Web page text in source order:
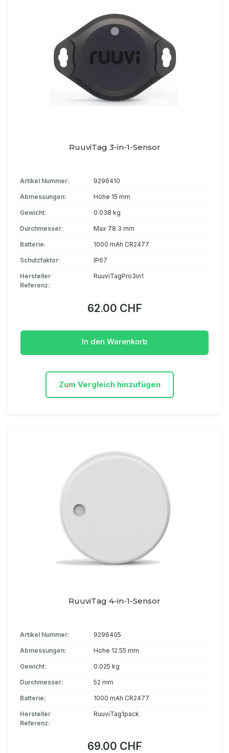
RuuviTag 3-in-1-Sensor
Artikel Nummer: 9296410
Abmessungen: Höhe 15 mm
Gewicht: 0.038 kg
Durchmesser: Max 78.3 mm
Batterie: 1000 mAh CR2477
Schutzfaktor: IP67
Hersteller
Referenz:
RuuviTagPro3in1
62.00 CHF
In den Warenkorb
Zum Vergleich hinzufügen
RuuviTag 4-in-1-Sensor
Artikel Nummer: 9296405
Abmessungen: Höhe 12.55 mm
Gewicht: 0.025 kg
Durchmesser: 52 mm
Batterie: 1000 mAh CR2477
Hersteller
Referenz:
RuuviTag1pack
69.00 CHF